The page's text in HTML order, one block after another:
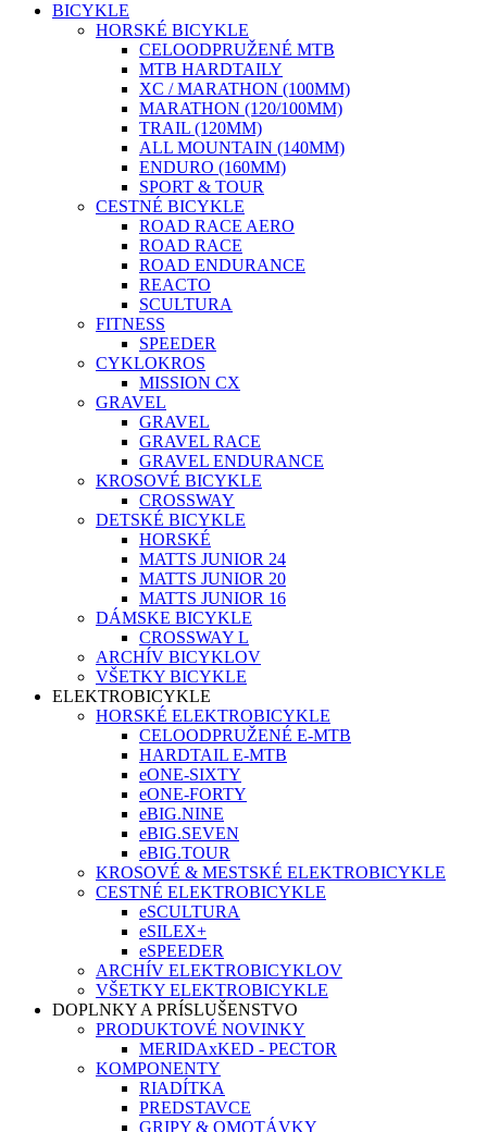
BICYKLE
HORSKÉ BICYKLE
CELOODPRUŽENÉ MTB
MTB HARDTAILY
XC / MARATHON (100MM)
MARATHON (120/100MM)
TRAIL (120MM)
ALL MOUNTAIN (140MM)
ENDURO (160MM)
SPORT & TOUR
CESTNÉ BICYKLE
ROAD RACE AERO
ROAD RACE
ROAD ENDURANCE
REACTO
SCULTURA
FITNESS
SPEEDER
CYKLOKROS
MISSION CX
GRAVEL
GRAVEL
GRAVEL RACE
GRAVEL ENDURANCE
KROSOVÉ BICYKLE
CROSSWAY
DETSKÉ BICYKLE
HORSKÉ
MATTS JUNIOR 24
MATTS JUNIOR 20
MATTS JUNIOR 16
DÁMSKE BICYKLE
CROSSWAY L
ARCHÍV BICYKLOV
VŠETKY BICYKLE
ELEKTROBICYKLE
HORSKÉ ELEKTROBICYKLE
CELOODPRUŽENÉ E-MTB
HARDTAIL E-MTB
eONE-SIXTY
eONE-FORTY
eBIG.NINE
eBIG.SEVEN
eBIG.TOUR
KROSOVÉ & MESTSKÉ ELEKTROBICYKLE
CESTNÉ ELEKTROBICYKLE
eSCULTURA
eSILEX+
eSPEEDER
ARCHÍV ELEKTROBICYKLOV
VŠETKY ELEKTROBICYKLE
DOPLNKY A PRÍSLUŠENSTVO
PRODUKTOVÉ NOVINKY
MERIDAxKED - PECTOR
KOMPONENTY
RIADÍTKA
PREDSTAVCE
GRIPY & OMOTÁVKY